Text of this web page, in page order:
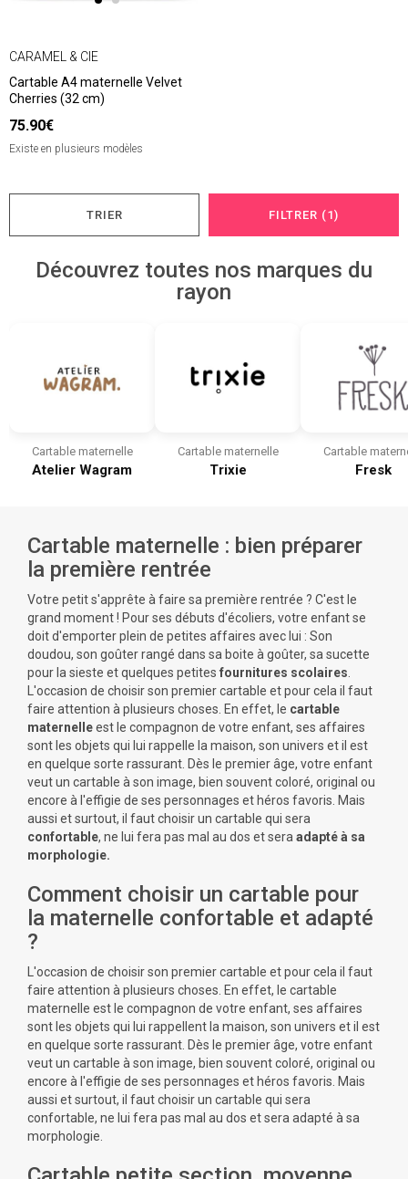
CARAMEL & CIE
Cartable A4 maternelle Velvet
Cherries (32 cm)
75.90€
Existe en plusieurs modèles
TRIER FILTRER (1)
Découvrez toutes nos marques du
rayon
Cartable maternelle
Atelier Wagram
Cartable maternelle
Trixie
Cartable
Fresk
Cartable maternelle : bien préparer
la première rentrée
Votre petit s'apprête à faire sa première rentrée ? C'est le
grand moment ! Pour ses débuts d'écoliers, votre enfant se
doit d'emporter plein de petites affaires avec lui : Son
doudou, son goûter rangé dans sa boite à goûter, sa sucette
pour la sieste et quelques petites fournitures scolaires.
L'occasion de choisir son premier cartable et pour cela il faut
faire attention à plusieurs choses. En effet, le cartable
maternelleest le compagnon de votre enfant, ses affaires
sont les objets qui lui rappelle la maison, son univers et il est
en quelque sorte rassurant. Dès le premier âge, votre enfant
veut un cartable à son image, bien souvent coloré, original ou
encore à l'effigie de ses personnages et héros favoris. Mais
aussi et surtout, il faut choisir un cartable qui sera
confortable, ne lui fera pas mal au dos et seraadapté à sa
morphologie.
Comment choisir un cartable pour
la maternelle confortable et adapté
?
L'occasion de choisir son premier cartable et pour cela il faut
faire attention à plusieurs choses. En effet, le cartable
maternelle est le compagnon de votre enfant, ses affaires
sont les objets qui lui rappellent la maison, son univers et il est
en quelque sorte rassurant. Dès le premier âge, votre enfant
veut un cartable à son image, bien souvent coloré, original ou
encore à l'effigie de ses personnages et héros favoris. Mais
aussi et surtout, il faut choisir un cartable qui sera
confortable, ne lui fera pas mal au dos et sera adapté à sa
morphologie.